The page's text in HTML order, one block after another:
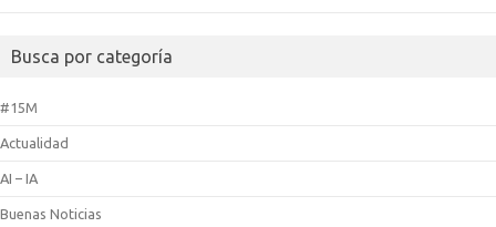
Busca por categoría
#15M
Actualidad
AI – IA
Buenas Noticias